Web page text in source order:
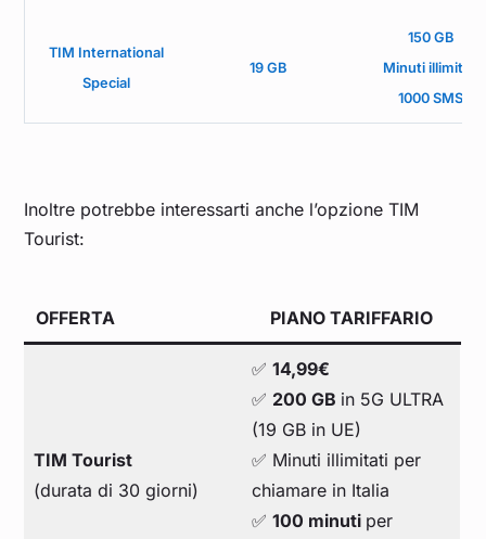
TIM International
Special
19 GB
150 GB
Minuti illimitati
1000 SMS
Inoltre potrebbe interessarti anche l’opzione TIM
Tourist:
OFFERTA PIANO TARIFFARIO
TIM Tourist
(durata di 30 giorni)
✅14,99€
✅ 200 GB in 5G ULTRA
(19 GB in UE)
✅ Minuti illimitati per
chiamare in Italia
✅100 minuti per